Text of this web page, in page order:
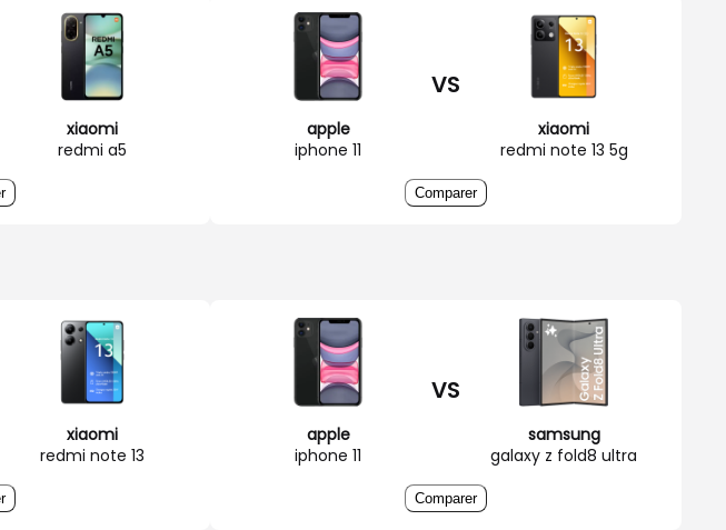
xiaomi
redmi a5
apple
iphone 11
VS
xiaomi
redmi note 13 5g
Comparer
xiaomi
redmi note 13
apple
iphone 11
VS
samsung
galaxy z fold8 ultra
Comparer